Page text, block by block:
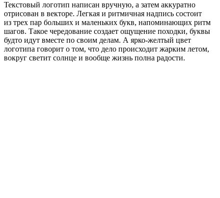
Текстовый логотип написан вручную, а затем аккуратно
отрисован в векторе. Легкая и ритмичная надпись состоит
из трех пар больших и маленьких букв, напоминающих ритм
шагов. Такое чередование создает ощущение походки, буквы
будто идут вместе по своим делам. А ярко-желтый цвет
логотипа говорит о том, что дело происходит жарким летом,
вокруг светит солнце и вообще жизнь полна радости.